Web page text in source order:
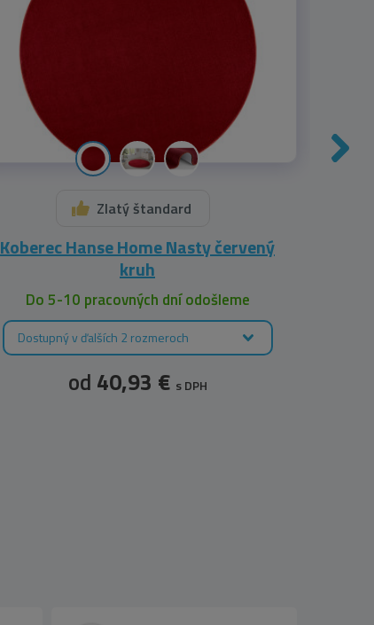
Zlatý štandard
Koberec Hanse Home Nasty červený
kruh
Do 5-10 pracovných dní odošleme
Dostupný v ďalších 2 rozmeroch
od 40,93 € s DPH